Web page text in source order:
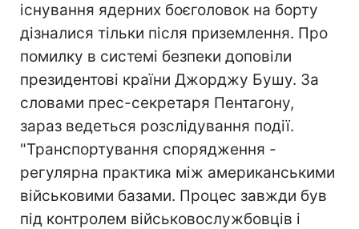
існування ядерних боєголовок на борту
дізналися тільки після приземлення. Про
помилку в системі безпеки доповіли
президентові країни Джорджу Бушу. За
словами прес-секретаря Пентагону,
зараз ведеться розслідування події.
"Транспортування спорядження -
регулярна практика між американськими
військовими базами. Процес завжди був
під контролем військовослужбовців і